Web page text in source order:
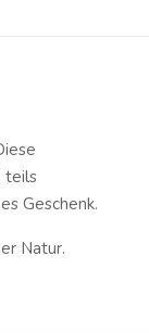
teils
Geschenk.
Natur.